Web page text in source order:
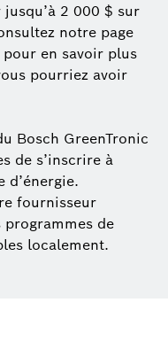
2 000 $ sur
notre page
pour en savoir plus
pourriez avoir
Bosch GreenTronic
de s’inscrire à
d’énergie.
fournisseur
de
localement.